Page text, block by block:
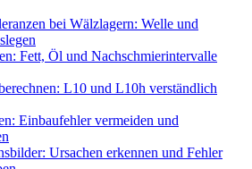
bei Wälzlagern: Welle und
Fett, Öl und Nachschmierintervalle
L10 und L10h verständlich
Einbaufehler vermeiden und
Ursachen erkennen und Fehler